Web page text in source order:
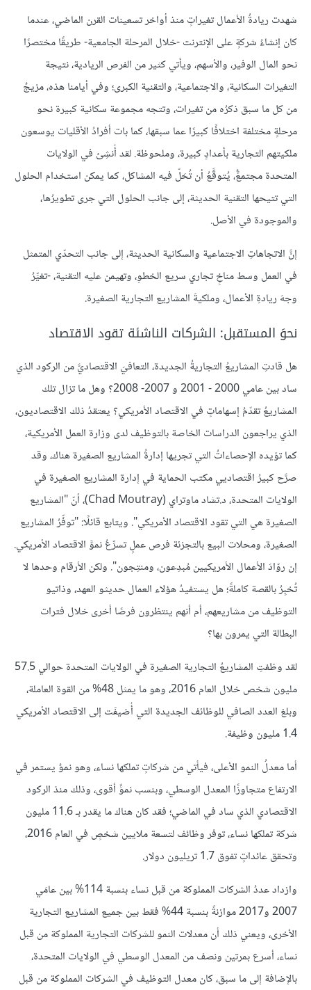
شهدت ريادةُ الأعمال تغيراتٍ منذ أواخر تسعينات القرن الماضي، عندما
كان إنشاءُ شركةٍ على الإنترنت -خلال المرحلة الجامعية- طريقًا مختصرًا
نحو المال الوفير، والأسهم، ويأتي كثير من الفرص الريادية، نتيجة
التغيرات السكانية، والاجتماعية، والتقنية الكبرى؛ وفي أيامنا هذه، مزيجٌ
من كل ما سبق ذكرُه من تغيرات، وتتجه مجموعة سكانية كبيرة نحو
مرحلةٍ مختلفة اختلافًا كبيرًا عما سبقها، كما بات أفرادُ الأقليات يوسعون
ملكيتهم التجارية بأعدادٍ كبيرة، وملحوظة. لقد أُنشِئ في الولايات
المتحدة مجتمعًٌ، يُتوقَّعُ أن تُحَلّ فيه المشاكل، كما يمكن استخدام الحلول
التي تتيحها التقنية الحديثة، إلى جانب الحلول التي جرى تطويرُها،
والموجودة في الأصل.
إنَّ الاتجاهاتِ الاجتماعية والسكانية الحديثة، إلى جانب التحدّي المتمثل
في العمل وسط مناخٍ تجاري سريع الخطوِ، وتهيمن عليه التقنية، -تغيِّرُ
وجهَ ريادةِ الأعمال، وملكيةَ المشاريع التجارية الصغيرة.
نحوَ المستقبل: الشركات الناشئة تقود الاقتصاد
هل قادتِ المشاريعُ التجاريةُ الجديدة، التعافيَ الاقتصاديَّ من الركود الذي
ساد بين عامي 2000 - 2001 و 2007- 2008؟ وهل ما تزال تلك
المشاريعُ تقدّمُ إسهاماتٍ في الاقتصاد الأمريكي؟ يعتقدُ ذلك الاقتصاديون،
الذي يراجعون الدراسات الخاصة بالتوظيف لدى وزارة العمل الأمريكية،
كما تؤيده الإحصاءاتُ التي تجريها إدارةُ المشاريع الصغيرة هناك، وقد
صرَّح كبيرُ اقتصاديي مكتب الحماية في إدارة المشاريع الصغيرة في
الولايات المتحدة، د.تشاد ماوتراي (Chad Moutray)، أنّ "المشاريع
الصغيرة هي التي تقود الاقتصاد الأمريكي". ويتابع قائلًا: "توفِّرُ المشاريع
الصغيرة، ومحلات البيع بالتجزئة فرص عملٍ تسرِّعُ نموَّ الاقتصاد الأمريكي.
إن روّادَ الأعمال الأمريكيين مُبدِعون، ومنتِجون". ولكن الأرقام وحدها لا
تُخبِرُ بالقصة كاملةً؛ هل يستفيدُ هؤلاء العمال حديثو العهد، وذاتيو
التوظيف من مشاريعهم، أم أنهم ينتظرون فرصًا أخرى خلال فترات
البطالة التي يمرون بها؟
لقد وظفتِ المشاريعُ التجارية الصغيرة في الولايات المتحدة حوالي 57.5
مليون شخص خلال العام 2016، وهو ما يمثل 48% من القوة العاملة،
وبلغ العدد الصافي للوظائف الجديدة التي أُضيفَت إلى الاقتصاد الأمريكي
1.4 مليون وظيفة.
أما معدلُ النمو الأعلى، فيأتي من شركاتٍ تملكها نساء، وهو نموٌ يستمر في
الارتفاع متجاوزًا المعدل الوسطي، وبنسب نموٍّ أقوى، وذلك منذ الركود
الاقتصادي الذي ساد في الماضي؛ فقد كان هناك ما يقدر بـ 11.6 مليون
شركة تملكها نساء، توفر وظائف لتسعة ملايين شخصٍ في العام 2016،
وتحقق عائداتٍ تفوق 1.7 تريليون دولار.
وازداد عددُ الشركات المملوكة من قبل نساء بنسبة 114% بين عامَي
2007 و2017 موازنةً بنسبة 44% فقط بين جميع المشاريع التجارية
الأخرى، ويعني ذلك أن معدلات النمو للشركات التجارية المملوكة من قبل
نساء، أسرع بمرتين ونصف من المعدل الوسطي في الولايات المتحدة،
بالإضافة إلى ما سبق، كان معدل التوظيف في الشركات المملوكة من قبل